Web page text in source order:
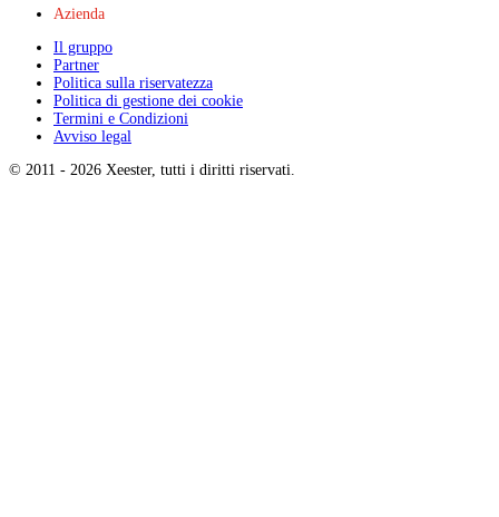
Azienda
Il gruppo
Partner
Politica sulla riservatezza
Politica di gestione dei cookie
Termini e Condizioni
Avviso legal
© 2011 - 2026 Xeester, tutti i diritti riservati